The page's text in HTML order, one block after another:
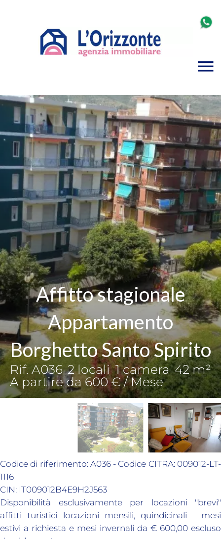
Affitto stagionale
Appartamento
Borghetto Santo Spirito
Rif. A036 2 locali 1 camera 42 m²
A partire da 600 € / Mese
Codice di riferimento: A036 - Codice CITRA: 009012-LT-
1116
CIN: IT009012B4E9H2J563
Disponibilità esclusivamente per locazioni "brevi"
affitti turistici locazioni mensili, quindicinali - mesi
estivi a richiesta e mesi invernali da € 600,00 escluso